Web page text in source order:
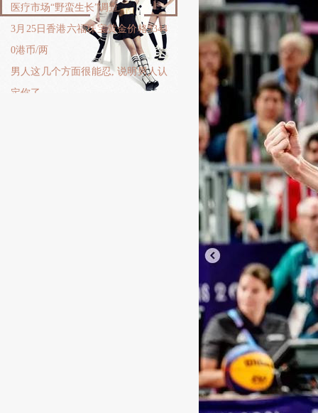
医疗市场“野蛮生长”调查
3月25日香港六福珠宝黄金价格3344
0港币/两
男人这几个方面很能忍, 说明男人认
定你了